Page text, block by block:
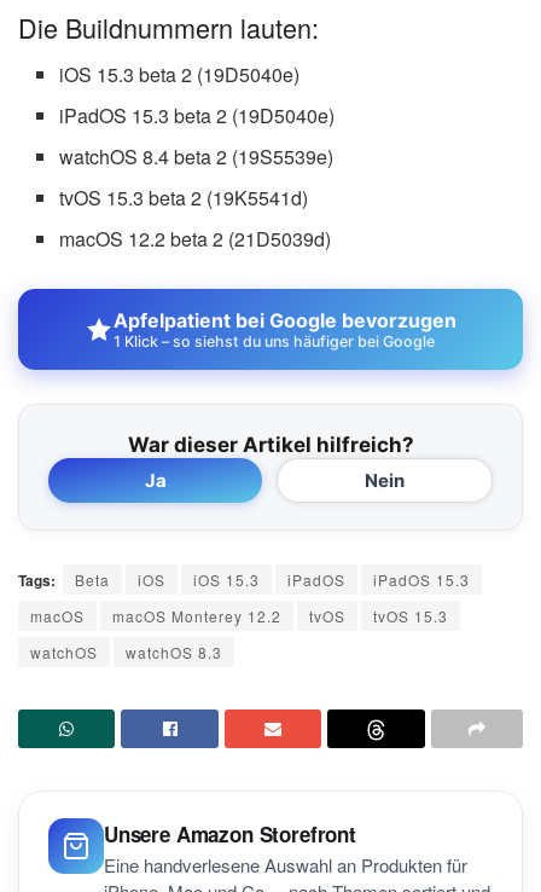
Die Buildnummern lauten:
iOS 15.3 beta 2 (19D5040e)
iPadOS 15.3 beta 2 (19D5040e)
watchOS 8.4 beta 2 (19S5539e)
tvOS 15.3 beta 2 (19K5541d)
macOS 12.2 beta 2 (21D5039d)
Apfelpatient bei Google bevorzugen
1 Klick – so siehst du uns häufiger bei Google
War dieser Artikel hilfreich?
Ja Nein
Tags: Beta iOS iOS 15.3 iPadOS
iPadOS 15.3
macOS
macOS Monterey 12.2 tvOS
tvOS 15.3
watchOS
watchOS 8.3
Unsere Amazon Storefront
Eine handverlesene Auswahl an Produkten für